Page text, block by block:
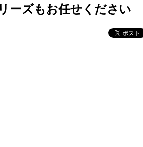
ーズもお任せください